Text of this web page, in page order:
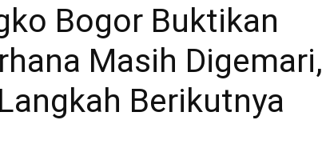
Bogor Buktikan
Masih Digemari,
Berikutnya